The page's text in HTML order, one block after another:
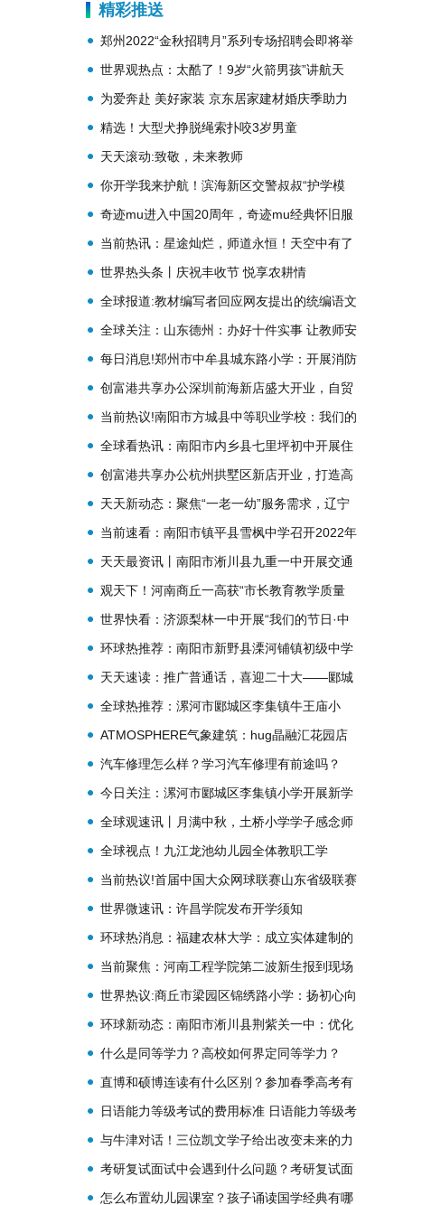
精彩推送
郑州2022“金秋招聘月”系列专场招聘会即将举
行
世界观热点：太酷了！9岁“火箭男孩”讲航天
课，造火箭模型
为爱奔赴 美好家装 京东居家建材婚庆季助力
消费者畅想美好婚姻生活
精选！大型犬挣脱绳索扑咬3岁男童
天天滚动:致敬，未来教师
你开学我来护航！滨海新区交警叔叔“护学模
式”准时开启
奇迹mu进入中国20周年，奇迹mu经典怀旧服
终于来了
当前热讯：星途灿烂，师道永恒！天空中有了
一颗“上海师大星”
世界热头条丨庆祝丰收节 悦享农耕情
全球报道:教材编写者回应网友提出的统编语文
教材《刘胡兰》一文中相关表述问题
全球关注：山东德州：办好十件实事 让教师安
业乐业
每日消息!郑州市中牟县城东路小学：开展消防
灭火演练 提高师生安全意识
创富港共享办公深圳前海新店盛大开业，自贸
区利好赋能创业
当前热议!南阳市方城县中等职业学校：我们的
传统节日——中秋节
全球看热讯：南阳市内乡县七里坪初中开展住
宿生逃生安全演练
创富港共享办公杭州拱墅区新店开业，打造高
性价比办公空间
天天新动态：聚焦“一老一幼”服务需求，辽宁
教育厅机关党委与社区签约共建
当前速看：南阳市镇平县雪枫中学召开2022年
度省级立项课题开题论证会
天天最资讯丨南阳市淅川县九重一中开展交通
安全进校园活动
观天下！河南商丘一高获“市长教育教学质量
先进学校”荣誉
世界快看：济源梨林一中开展“我们的节日·中
秋”系列活动
环球热推荐：南阳市新野县溧河铺镇初级中学
召开“学会感恩”主题班会
天天速读：推广普通话，喜迎二十大——郾城
区李集镇小学开展“推普周”活动启动仪式
全球热推荐：漯河市郾城区李集镇牛王庙小
学：推广普通话，喜迎二十大
ATMOSPHERE气象建筑：hug晶融汇花园店
汽车修理怎么样？学习汽车修理有前途吗？
今日关注：漯河市郾城区李集镇小学开展新学
期社团辅导老师和学生双向选择大会
全球观速讯丨月满中秋，土桥小学学子感念师
恩！
全球视点！九江龙池幼儿园全体教职工学
在“云”端，“疫”起成长
当前热议!首届中国大众网球联赛山东省级联赛
暨山东省第十二届全民健身运动会网球比赛举
行
世界微速讯：许昌学院发布开学须知
环球热消息：福建农林大学：成立实体建制的
乡村振兴学院
当前聚焦：河南工程学院第二波新生报到现场
直击
世界热议:商丘市梁园区锦绣路小学：扬初心向
党 育桃李芬芳
环球新动态：南阳市淅川县荆紫关一中：优化
室内环境 净化师生心灵
什么是同等学力？高校如何界定同等学力？
直博和硕博连读有什么区别？参加春季高考有
什么好处？
日语能力等级考试的费用标准 日语能力等级考
试的报名要求
与牛津对话！三位凯文学子给出改变未来的力
量
考研复试面试中会遇到什么问题？考研复试面
试常见5类问题
怎么布置幼儿园课室？孩子诵读国学经典有哪